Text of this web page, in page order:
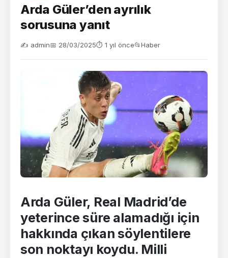
Arda Güler’den ayrılık
sorusuna yanıt
✍️ admin📅 28/03/2025⏱ 1 yıl önce📂Haber
Arda Güler, Real Madrid’de
yeterince süre alamadığı için
hakkında çıkan söylentilere
son noktayı koydu. Milli